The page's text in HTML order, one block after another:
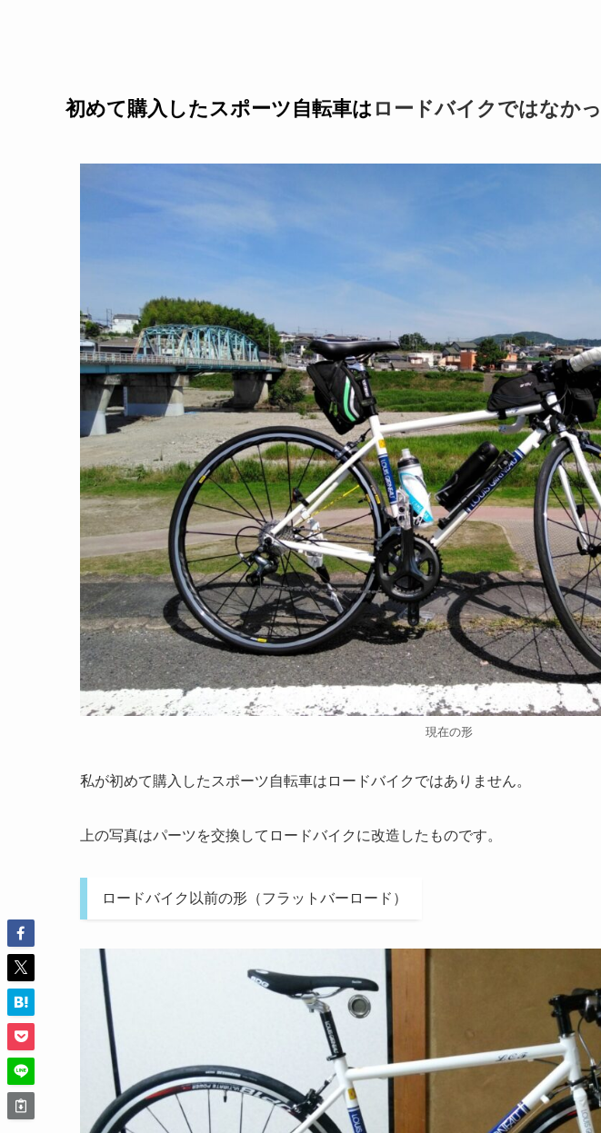
初めて購入したスポーツ自転車は ロードバイクではなか
現在の形
私が初めて購入したスポーツ自転車はロードバイクではありません。
上の写真はパーツを交換してロードバイクに改造したものです。
ロードバイク以前の形（フラットバーロード）